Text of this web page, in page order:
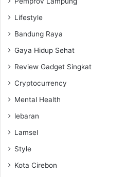
Lifestyle
Bandung Raya
Gaya Hidup Sehat
Review Gadget Singkat
Cryptocurrency
Mental Health
lebaran
Lamsel
Style
Kota Cirebon